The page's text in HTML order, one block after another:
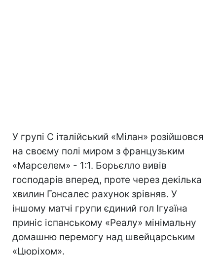
У групі С італійський «Мілан» розійшовся
на своєму полі миром з французьким
«Марселем» - 1:1. Борьєлло вивів
господарів вперед, проте через декілька
хвилин Гонсалес рахунок зрівняв. У
іншому матчі групи єдиний гол Ігуаїна
приніс іспанському «Реалу» мінімальну
домашню перемогу над швейцарським
«Цюріхом».